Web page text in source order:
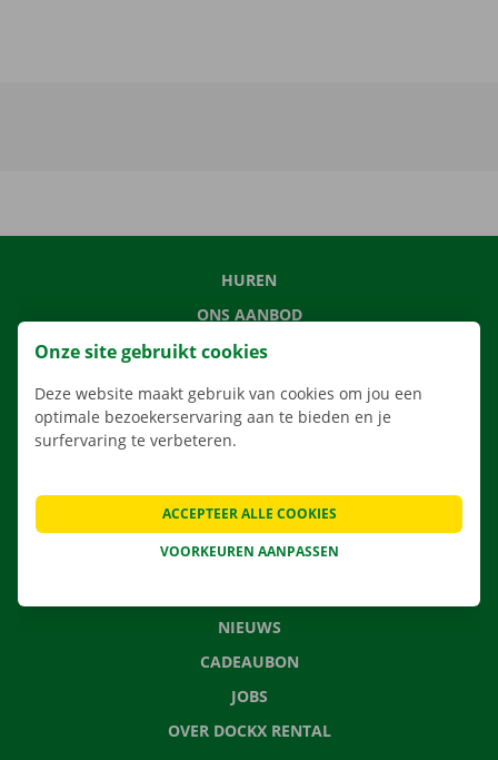
HUREN
ONS AANBOD
ONZE DIENSTEN
LOCATIES
APP
VERHUISOPLOSSINGEN
CONTACTEER ONS
NIEUWS
CADEAUBON
JOBS
OVER DOCKX RENTAL
Onze site gebruikt cookies
Deze website maakt gebruik van cookies om jou een
optimale bezoekerservaring aan te bieden en je
surfervaring te verbeteren.
VOORKEUREN AANPASSEN
ACCEPTEER ALLE COOKIES